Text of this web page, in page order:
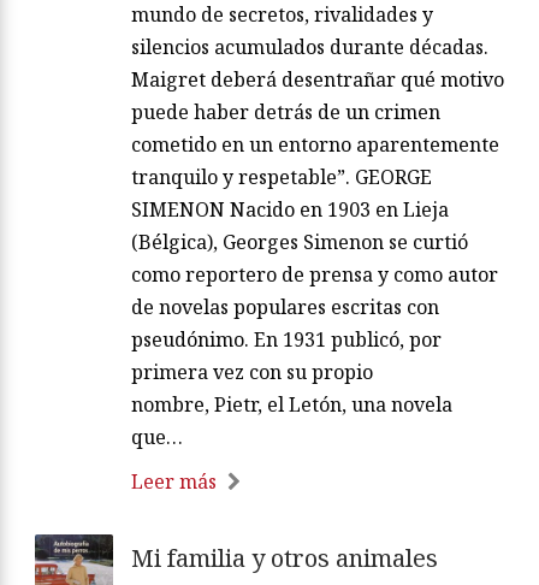
mundo de secretos, rivalidades y
silencios acumulados durante décadas.
Maigret deberá desentrañar qué motivo
puede haber detrás de un crimen
cometido en un entorno aparentemente
tranquilo y respetable”. GEORGE
SIMENON Nacido en 1903 en Lieja
(Bélgica), Georges Simenon se curtió
como reportero de prensa y como autor
de novelas populares escritas con
pseudónimo. En 1931 publicó, por
primera vez con su propio
nombre, Pietr, el Letón, una novela
que…
Leer más
Mi familia y otros animales